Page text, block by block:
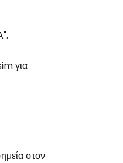
για
στον